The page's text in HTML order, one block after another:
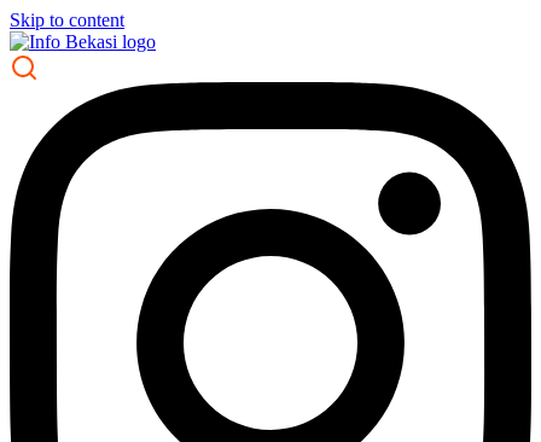
Skip to content